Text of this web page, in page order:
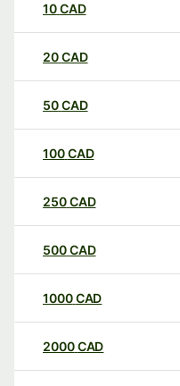
10CAD
20CAD
50CAD
100CAD
250CAD
500CAD
1000CAD
2000CAD